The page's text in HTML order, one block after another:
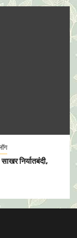
निर्यातबंदी,